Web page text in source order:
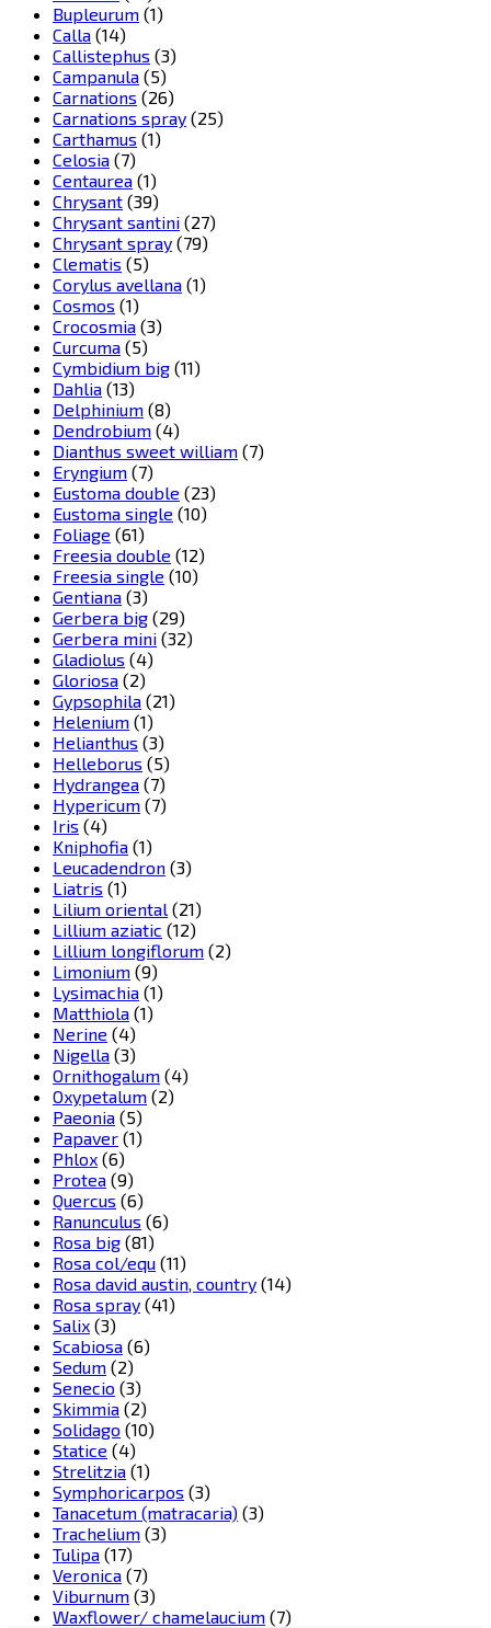
Bupleurum (1)
Calla (14)
Callistephus (3)
Campanula (5)
Carnations (26)
Carnations spray (25)
Carthamus (1)
Celosia (7)
Centaurea (1)
Chrysant (39)
Chrysant santini (27)
Chrysant spray (79)
Clematis (5)
Corylus avellana (1)
Cosmos (1)
Crocosmia (3)
Curcuma (5)
Cymbidium big (11)
Dahlia (13)
Delphinium (8)
Dendrobium (4)
Dianthus sweet william (7)
Eryngium (7)
Eustoma double (23)
Eustoma single (10)
Foliage (61)
Freesia double (12)
Freesia single (10)
Gentiana (3)
Gerbera big (29)
Gerbera mini (32)
Gladiolus (4)
Gloriosa (2)
Gypsophila (21)
Helenium (1)
Helianthus (3)
Helleborus (5)
Hydrangea (7)
Hypericum (7)
Iris (4)
Kniphofia (1)
Leucadendron (3)
Liatris (1)
Lilium oriental (21)
Lillium aziatic (12)
Lillium longiflorum (2)
Limonium (9)
Lysimachia (1)
Matthiola (1)
Nerine (4)
Nigella (3)
Ornithogalum (4)
Oxypetalum (2)
Paeonia (5)
Papaver (1)
Phlox (6)
Protea (9)
Quercus (6)
Ranunculus (6)
Rosa big (81)
Rosa col/equ (11)
Rosa david austin, country (14)
Rosa spray (41)
Salix (3)
Scabiosa (6)
Sedum (2)
Senecio (3)
Skimmia (2)
Solidago (10)
Statice (4)
Strelitzia (1)
Symphoricarpos (3)
Tanacetum (matracaria) (3)
Trachelium (3)
Tulipa (17)
Veronica (7)
Viburnum (3)
Waxflower/ chamelaucium (7)